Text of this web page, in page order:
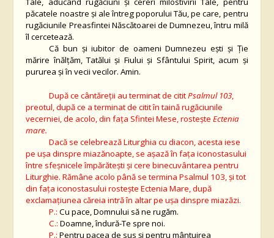
păcatele noastre și ale întreg poporului Tău, pe care, pentru
rugăciunile Preasfintei Născătoarei de Dumnezeu, întru milă
îl cercetează.
Că bun și iubitor de oameni Dumnezeu ești și Ție
mărire înălțăm, Tatălui și Fiului și Sfântului Spirit, acum și
pururea și în vecii vecilor. Amin.
După ce cântăreții au terminat de cititPsalmul 103,
preotul, după ce a terminat de citit în taină rugăciunile
vecerniei, de acolo, din fața Sfintei Mese, rosteșteEctenia
mare.
Dacă se celebrează Liturghia cu diacon, acesta iese
pe uşa dinspre miazănoapte, se aşază în faţa iconostasului
între sfeşnicele împărăteşti şi cere binecuvântarea pentru
Liturghie. Rămâne acolo până se termina Psalmul 103, şi tot
din faţa iconostasului rosteşte Ectenia Mare, după
exclamaţiunea căreia intră în altar pe uşa dinspre miazăzi.
P.:Cu pace, Domnului să ne rugăm.
C.: Doamne, îndură-Te spre noi.
P.: Pentru pacea de sus şi pentru mântuirea